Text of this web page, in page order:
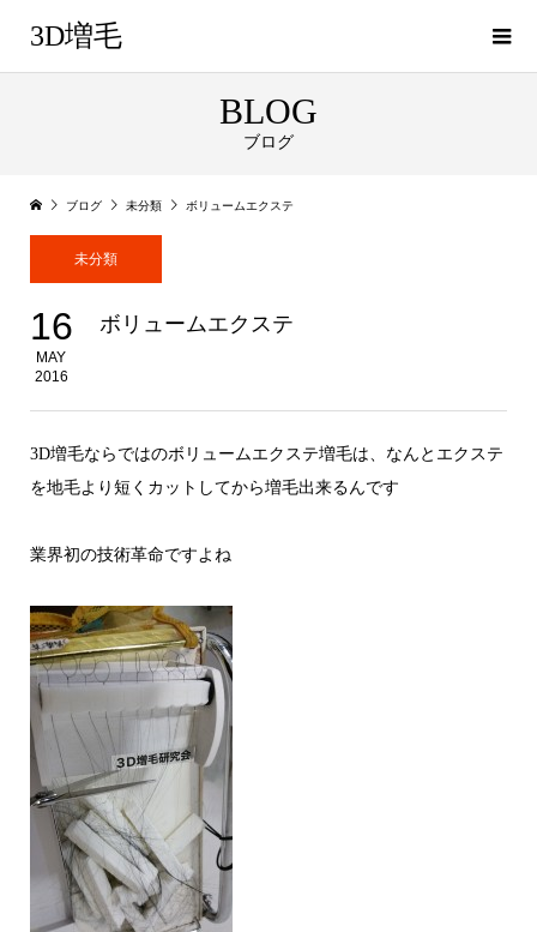
3D増毛
BLOG
ブログ
ブログ 未分類 ボリュームエクステ
未分類
16
MAY
2016
ボリュームエクステ
3D増毛ならではのボリュームエクステ増毛は、なんとエクステ
を地毛より短くカットしてから増毛出来るんです
業界初の技術革命ですよね